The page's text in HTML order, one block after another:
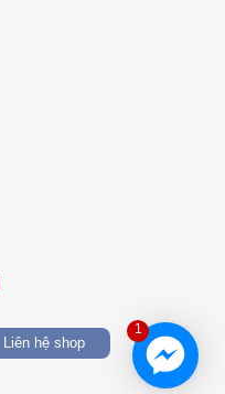
1
Liên hệ shop